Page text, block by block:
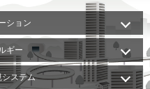
ション
ギー
システム